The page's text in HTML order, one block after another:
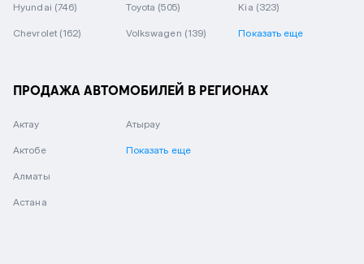
Hyundai (746) Toyota (505) Kia (323)
Chevrolet (162) Volkswagen (139) Показать еще
ПРОДАЖА АВТОМОБИЛЕЙ В РЕГИОНАХ
Актау
Актобе
Алматы
Астана
Атырау
Показать еще